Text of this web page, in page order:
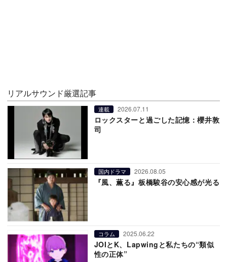
リアルサウンド厳選記事
連載 2026.07.11
ロックスターと過ごした記憶：櫻井敦
司
国内ドラマ 2026.08.05
『風、薫る』板橋駿谷の安心感が光る
コラム 2025.06.22
JOIとK、Lapwingと私たちの“類似
性の正体”